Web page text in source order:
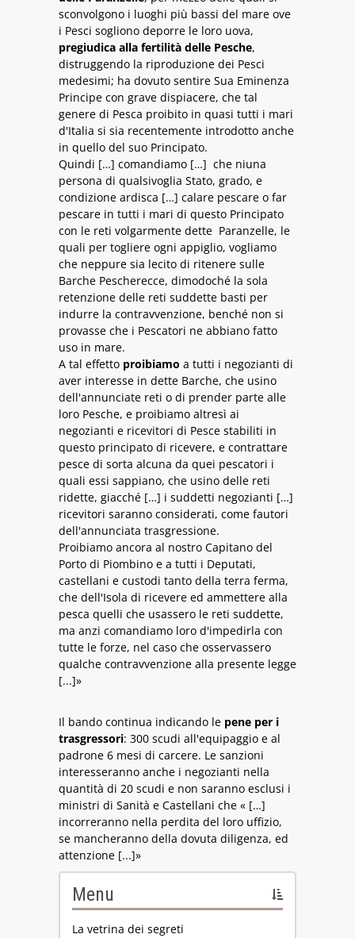
sconvolgono i luoghi più bassi del mare ove
i Pesci sogliono deporre le loro uova,
pregiudica alla fertilità delle Pesche,
distruggendo la riproduzione dei Pesci
medesimi; ha dovuto sentire Sua Eminenza
Principe con grave dispiacere, che tal
genere di Pesca proibito in quasi tutti i mari
d'Italia si sia recentemente introdotto anche
in quello del suo Principato.
Quindi […] comandiamo […] che niuna
persona di qualsivoglia Stato, grado, e
condizione ardisca […] calare pescare o far
pescare in tutti i mari di questo Principato
con le reti volgarmente dette Paranzelle, le
quali per togliere ogni appiglio, vogliamo
che neppure sia lecito di ritenere sulle
Barche Pescherecce, dimodoché la sola
retenzione delle reti suddette basti per
indurre la contravvenzione, benché non si
provasse che i Pescatori ne abbiano fatto
uso in mare.
A tal effetto proibiamo a tutti i negozianti di
aver interesse in dette Barche, che usino
dell'annunciate reti o di prender parte alle
loro Pesche, e proibiamo altresì ai
negozianti e ricevitori di Pesce stabiliti in
questo principato di ricevere, e contrattare
pesce di sorta alcuna da quei pescatori i
quali essi sappiano, che usino delle reti
ridette, giacché […] i suddetti negozianti […]
ricevitori saranno considerati, come fautori
dell'annunciata trasgressione.
Proibiamo ancora al nostro Capitano del
Porto di Piombino e a tutti i Deputati,
castellani e custodi tanto della terra ferma,
che dell'Isola di ricevere ed ammettere alla
pesca quelli che usassero le reti suddette,
ma anzi comandiamo loro d'impedirla con
tutte le forze, nel caso che osservassero
qualche contravvenzione alla presente legge
[...]»
Il bando continua indicando le pene per i
trasgressori: 300 scudi all'equipaggio e al
padrone 6 mesi di carcere. Le sanzioni
interesseranno anche i negozianti nella
quantità di 20 scudi e non saranno esclusi i
ministri di Sanità e Castellani che « […]
incorreranno nella perdita del loro uffizio,
se mancheranno della dovuta diligenza, ed
attenzione [...]»
Menu
La vetrina dei segreti